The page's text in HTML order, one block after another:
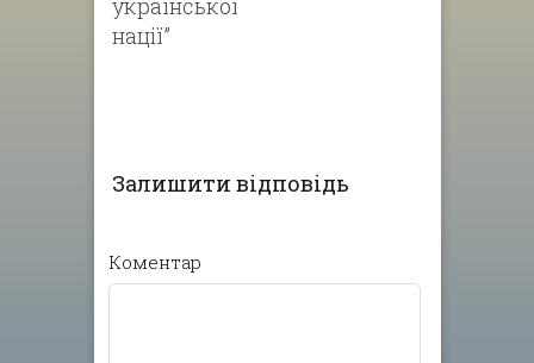
української
нації”
Залишити відповідь
Коментар